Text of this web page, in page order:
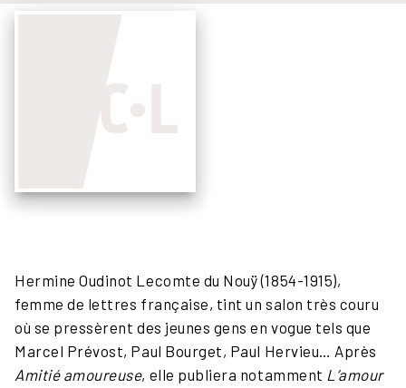
Hermine Oudinot Lecomte du Nouÿ (1854-1915),
femme de lettres française, tint un salon très couru
où se pressèrent des jeunes gens en vogue tels que
Marcel Prévost, Paul Bourget, Paul Hervieu… Après
Amitié amoureuse, elle publiera notamment L’amour